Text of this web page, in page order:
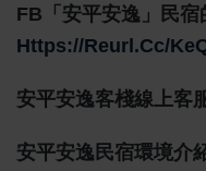
FB「安平安逸」民宿
Https://reurl.cc/
安平安逸客棧線上客
安平安逸民宿環境介